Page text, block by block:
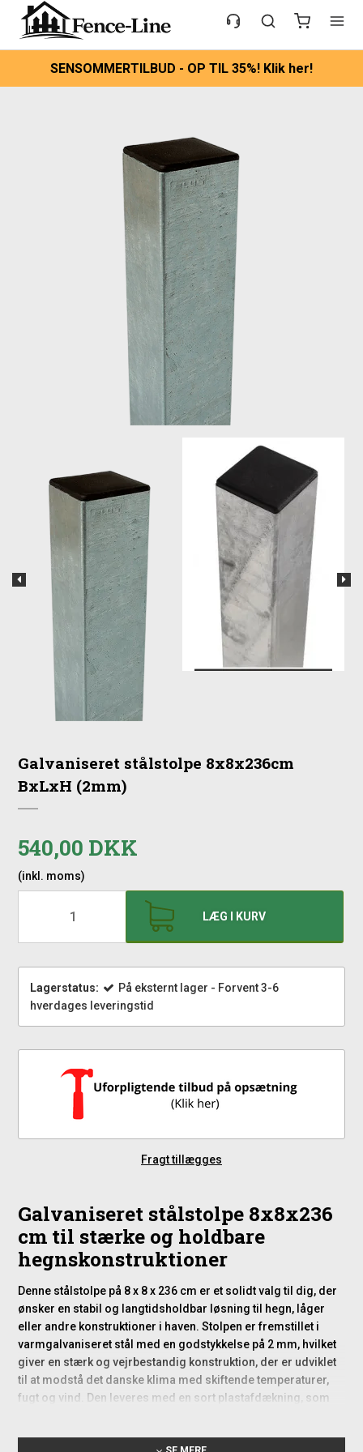
SENSOMMERTILBUD - OP TIL 35%! Klik her!
Galvaniseret stålstolpe 8x8x236cm
BxLxH (2mm)
540,00 DKK
(inkl. moms)
LÆG I KURV
Lagerstatus:
På eksternt lager - Forvent 3-6
hverdages leveringstid
Fragt tillægges
Galvaniseret stålstolpe 8x8x236
cm til stærke og holdbare
hegnskonstruktioner
Denne stålstolpe på 8 x 8 x 236 cm er et solidt valg til dig, der
ønsker en stabil og langtidsholdbar løsning til hegn, låger
eller andre konstruktioner i haven. Stolpen er fremstillet i
varmgalvaniseret stål med en godstykkelse på 2 mm, hvilket
giver en stærk og vejrbestandig konstruktion, der er udviklet
til at modstå det danske klima med skiftende temperaturer,
fugt og vind. Den leveres med en sort plastafdækning, som